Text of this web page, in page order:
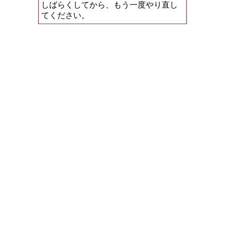
しばらくしてから、もう一度やり直し
てください。